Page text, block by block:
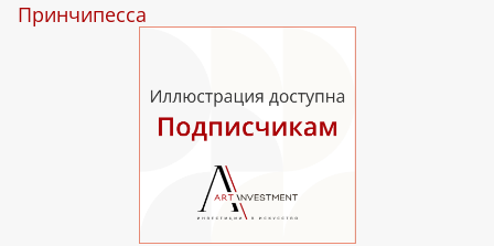
Принчипесса